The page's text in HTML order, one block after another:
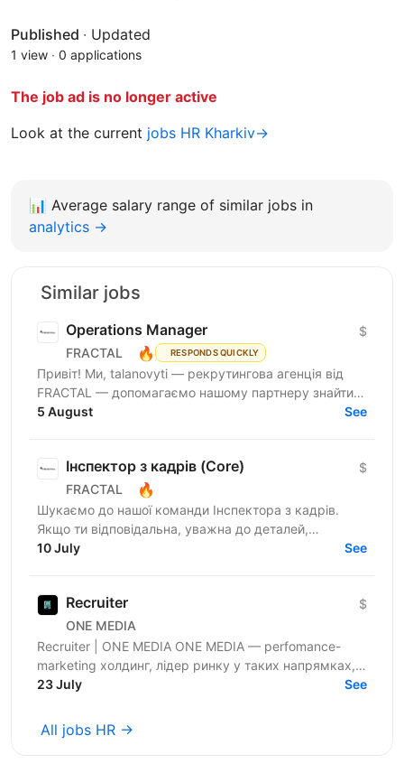
Published · Updated
1 view · 0 applications
The job ad is no longer active
Look at the current jobs HR Kharkiv→
📊 Average salary range of similar jobs in
analytics →
Similar jobs
Operations Manager
FRACTAL 🔥 RESPONDS QUICKLY
$
Привіт! Ми, talanovyti — рекрутингова агенція від
FRACTAL — допомагаємо нашому партнеру знайти
класного(у) Office Manager. Наш партнер — miltech...
5 August See
Інспектор з кадрів (Core)
FRACTAL 🔥
$
Шукаємо до нашої команди Інспектора з кадрів.
Якщо ти відповідальна, уважна до деталей,
комунікабельна та системна людина, будемо раді
10 July See
Recruiter
ONE MEDIA
$
Recruiter | ONE MEDIA ONE MEDIA — perfomance-
marketing холдинг, лідер ринку у таких напрямках,
як NUTRA та GAMBLING. Ми створюємо потужну
23 July See
All jobs HR →